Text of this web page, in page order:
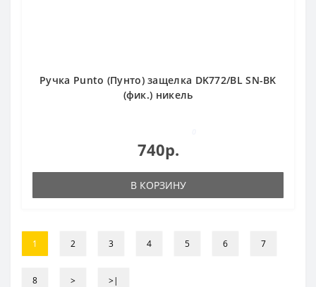
Ручка Punto (Пунто) защелка DK772/BL SN-BK
(фик.) никель
740р.
В КОРЗИНУ
1 2 3 4 5 6 7
8 > >|